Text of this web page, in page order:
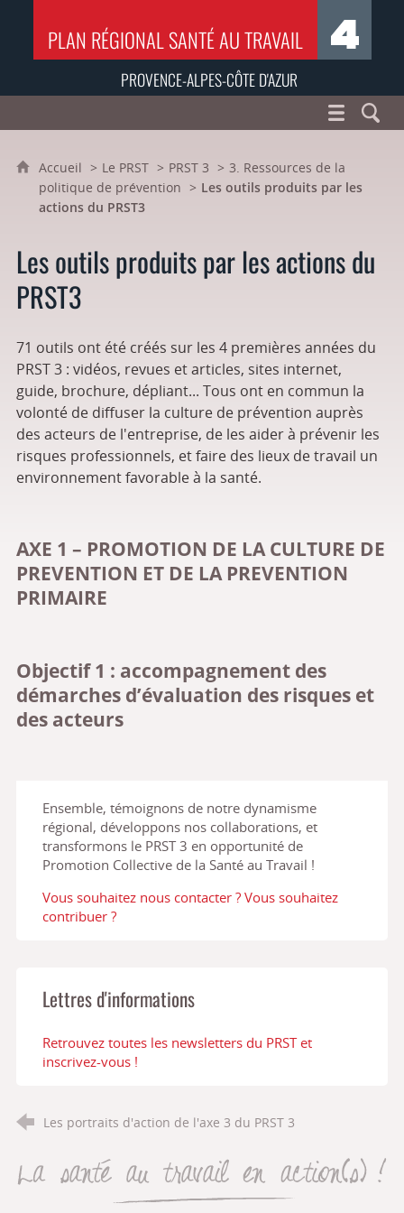
PLAN RÉGIONAL SANTÉ AU TRAVAIL
PROVENCE-ALPES-CÔTE D'AZUR
Accueil Le PRST PRST 3
3. Ressources de la
politique de prévention
Les outils produits par les
actions du PRST3
Les outils produits par les actions du
PRST3
71 outils ont été créés sur les 4 premières années du
PRST 3 : vidéos, revues et articles, sites internet,
guide, brochure, dépliant... Tous ont en commun la
volonté de diffuser la culture de prévention auprès
des acteurs de l'entreprise, de les aider à prévenir les
risques professionnels, et faire des lieux de travail un
environnement favorable à la santé.
AXE 1 – PROMOTION DE LA CULTURE DE
PREVENTION ET DE LA PREVENTION
PRIMAIRE
Objectif 1 : accompagnement des
démarches d’évaluation des risques et
des acteurs
Ensemble, témoignons de notre dynamisme
régional, développons nos collaborations, et
transformons le PRST 3 en opportunité de
Promotion Collective de la Santé au Travail !
Vous souhaitez nous contacter ? Vous souhaitez
contribuer ?
Lettres d'informations
Retrouvez toutes les newsletters du PRST et
inscrivez-vous !
Les portraits d'action de l'axe 3 du PRST 3
La santé au travail en